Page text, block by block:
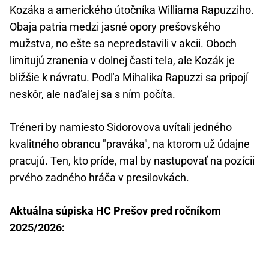
Kozáka a amerického útočníka Williama Rapuzziho.
Obaja patria medzi jasné opory prešovského
mužstva, no ešte sa nepredstavili v akcii. Oboch
limitujú zranenia v dolnej časti tela, ale Kozák je
bližšie k návratu. Podľa Mihalika Rapuzzi sa pripojí
neskôr, ale naďalej sa s ním počíta.
Tréneri by namiesto Sidorovova uvítali jedného
kvalitného obrancu "praváka", na ktorom už údajne
pracujú. Ten, kto príde, mal by nastupovať na pozícii
prvého zadného hráča v presilovkách.
Aktuálna súpiska HC Prešov pred ročníkom
2025/2026: